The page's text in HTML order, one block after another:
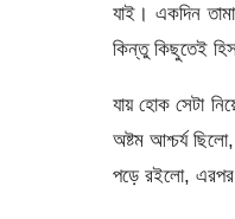
যাই। একদিন
কিন্তু কিছুতেই
যায় হোক সেটা
অষ্টম আশ্চর্য
পড়ে রইলো, এরপর